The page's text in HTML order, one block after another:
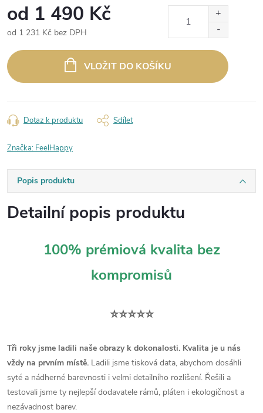
od 1 490 Kč
od 1 231 Kč bez DPH
cena:
VLOŽIT DO KOŠÍKU
Dotaz k produktu Sdílet
Značka: FeelHappy
Popis produktu
Detailní popis produktu
100% prémiová kvalita bez
kompromisů
⭐⭐⭐⭐⭐
Tři roky jsme ladili naše obrazy k dokonalosti. Kvalita je u nás
vždy na prvním místě. Ladili jsme tisková data, abychom dosáhli
syté a nádherné barevnosti i velmi detailního rozlišení. Řešili a
testovali jsme ty nejlepší dodavatele rámů, pláten i ekologičnost a
nezávadnost barev.